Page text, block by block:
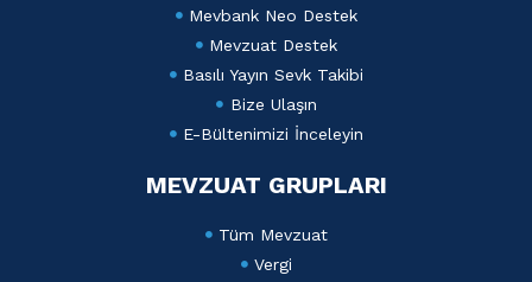
Mevbank Neo Destek
Mevzuat Destek
Basılı Yayın Sevk Takibi
Bize Ulaşın
E-Bültenimizi İnceleyin
MEVZUAT GRUPLARI
Tüm Mevzuat
Vergi